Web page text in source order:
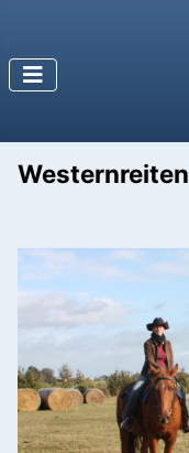
Westernreiten